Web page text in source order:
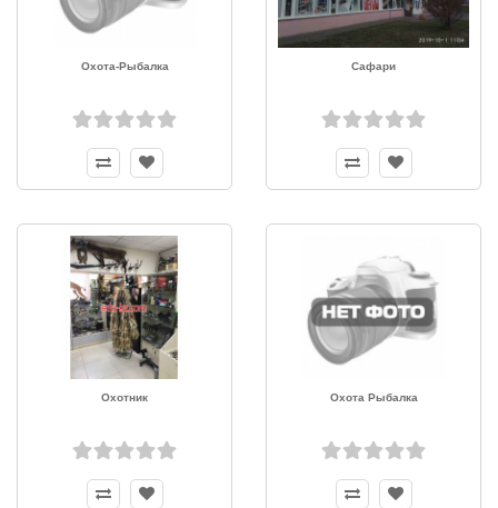
Охота-Рыбалка Сафари
Охотник Охота Рыбалка